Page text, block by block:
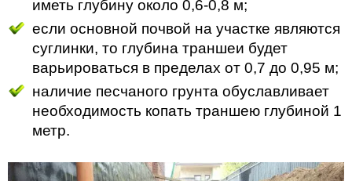
иметь глубину около 0,6-0,8 м;
если основной почвой на участке являются
суглинки, то глубина траншеи будет
варьироваться в пределах от 0,7 до 0,95 м;
наличие песчаного грунта обуславливает
необходимость копать траншею глубиной 1
метр.